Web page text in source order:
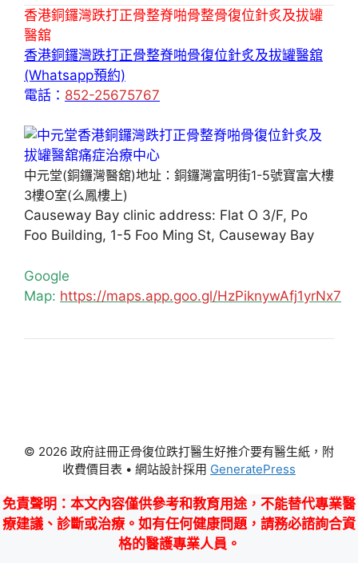
香港銅鑼灣跌打正骨整脊啪骨整骨復位針炙及拔罐
醫舘
香港銅鑼灣跌打正骨整脊啪骨復位針炙及拔罐醫舘
(Whatsapp預約)
電話： 852-25675767
中元堂(銅鑼灣醫舘)地址：銅鑼灣富明街1-5號寶富大樓
3樓O室(么鳳樓上)
Causeway Bay clinic address: Flat O 3/F, Po
Foo Building, 1-5 Foo Ming St, Causeway Bay
Google
Map: https://maps.app.goo.gl/HzPiknywAfj1yrNx7
© 2026 政府註冊正骨復位跌打醫生好推介要有醫生紙，附
收費價目表 • 網站設計採用 GeneratePress
免責聲明 ：本文內容僅供參考和教育用途，不能替代專業醫
療建議、診斷或治療。如有任何健康問題，請務必諮詢合資
格的醫護專業人員。